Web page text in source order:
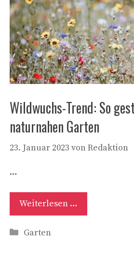
Wildwuchs-Trend: So
naturnahen Garten
23. Januar 2023 vonRedaktion
…
Weiterlesen …
Kategorien
Garten